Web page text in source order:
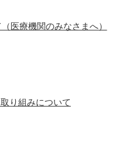
医療機関のみなさまへ）
り組みについて